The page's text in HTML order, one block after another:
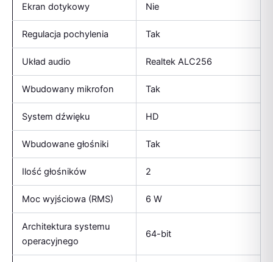
Ekran dotykowy Nie
Regulacja pochylenia Tak
Układ audio Realtek ALC256
Wbudowany mikrofon Tak
System dźwięku HD
Wbudowane głośniki Tak
Ilość głośników 2
Moc wyjściowa (RMS) 6 W
Architektura systemu
operacyjnego
64-bit